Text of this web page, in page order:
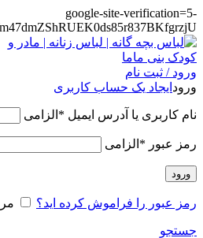
google-site-verification=5-
ورود / ثبت نام
ورود ایجاد یک حساب کاربری
نام کاربری یا آدرس ایمیل * الزامی
رمز عبور * الزامی
ورود
رمز عبور را فراموش کرده اید؟
جستجو